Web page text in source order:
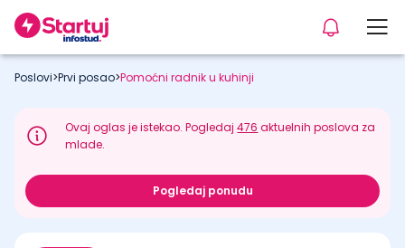
Poslovi>Prvi posao>Pomoćni radnik u kuhinji
Ovaj oglas je istekao. Pogledaj476 aktuelnih poslova za
mlade.
Pogledaj ponudu